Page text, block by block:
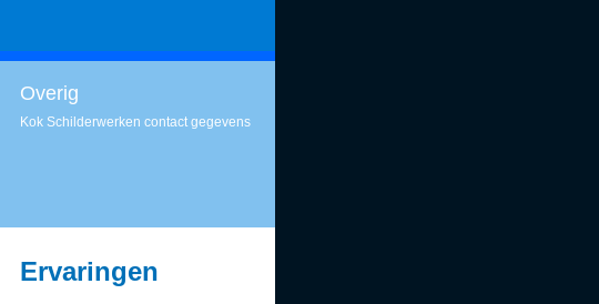
Overig
Kok Schilderwerken contact gegevens
Ervaringen